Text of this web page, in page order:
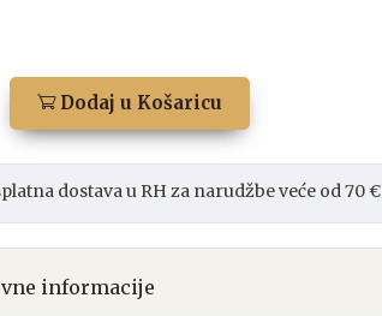
Dodaj u Košaricu
dostava u RH za narudžbe veće od 70 €
informacije